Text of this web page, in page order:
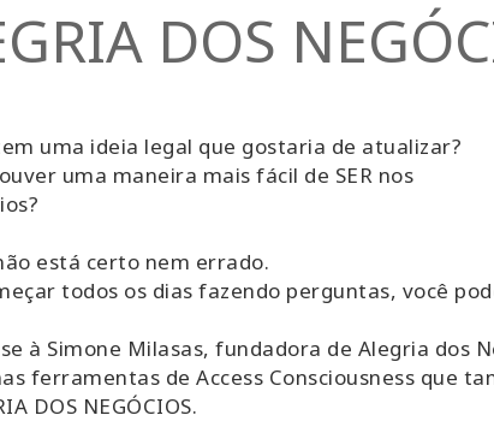
DOS
uma ideia legal que gostaria de atualizar?
uma maneira mais fácil de SER nos
está certo nem errado.
todos os dias fazendo perguntas, você
à Simone Milasas, fundadora de Alegria dos
ferramentas de Access Consciousness que
DOS NEGÓCIOS.